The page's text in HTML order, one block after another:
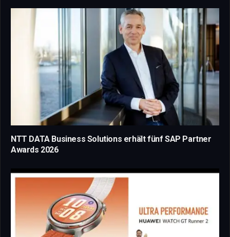
NTT DATA Business Solutions erhält fünf SAP Partner
Awards 2026